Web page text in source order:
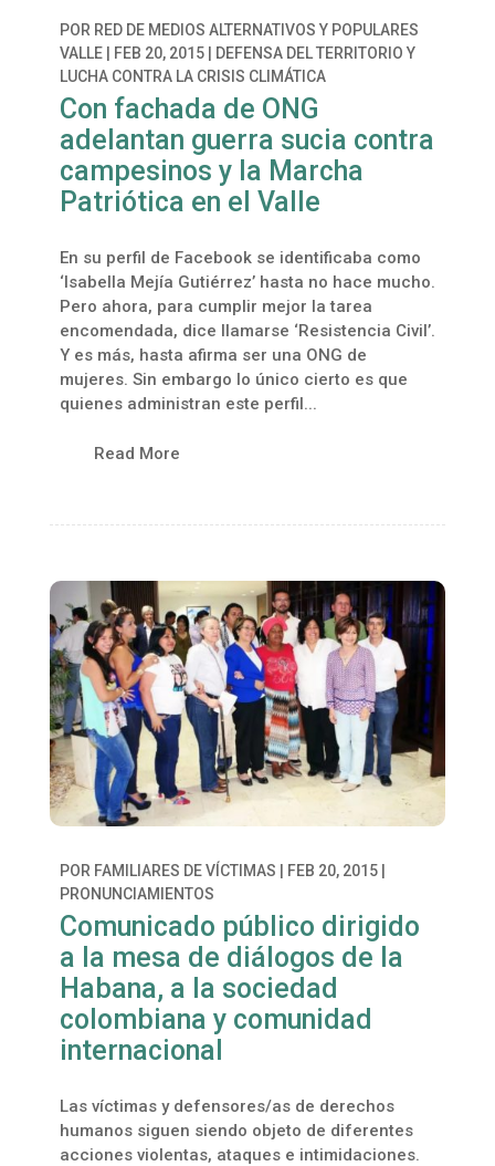
POR RED DE MEDIOS ALTERNATIVOS Y POPULARES
VALLE| FEB 20, 2015|
DEFENSA DEL TERRITORIO Y
LUCHA CONTRA LA CRISIS CLIMÁTICA
Con fachada de ONG
adelantan guerra sucia contra
campesinos y la Marcha
Patriótica en el Valle
En su perfil de Facebook se identificaba como
‘Isabella Mejía Gutiérrez’ hasta no hace mucho.
Pero ahora, para cumplir mejor la tarea
encomendada, dice llamarse ‘Resistencia Civil’.
Y es más, hasta afirma ser una ONG de
mujeres. Sin embargo lo único cierto es que
quienes administran este perfil...
Read More
POR FAMILIARES DE VÍCTIMAS FEB 20, 2015|
PRONUNCIAMIENTOS
Comunicado público dirigido
a la mesa de diálogos de la
Habana, a la sociedad
colombiana y comunidad
internacional
Las víctimas y defensores/as de derechos
humanos siguen siendo objeto de diferentes
acciones violentas, ataques e intimidaciones.